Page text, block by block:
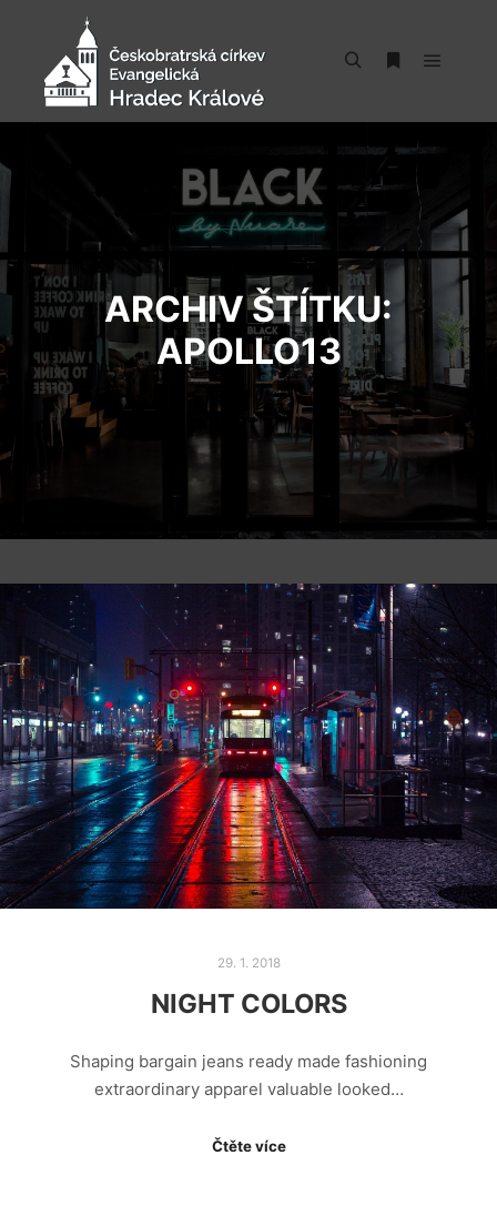
ARCHIV ŠTÍTKU:
APOLLO13
29. 1. 2018
NIGHT COLORS
Shaping bargain jeans ready made fashioning
extraordinary apparel valuable looked…
Čtěte více